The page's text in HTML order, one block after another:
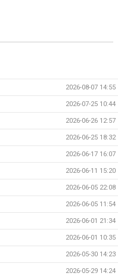
2026-08-07 14:55
2026-07-25 10:44
2026-06-26 12:57
2026-06-25 18:32
2026-06-17 16:07
2026-06-11 15:20
2026-06-05 22:08
2026-06-05 11:54
2026-06-01 21:34
2026-06-01 10:35
2026-05-30 14:23
2026-05-29 14:24